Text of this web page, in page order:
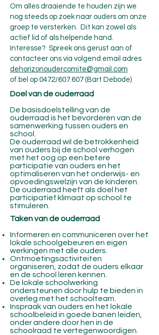
Om alles draaiende te houden zijn we
nog steeds op zoek naar ouders om onze
groep te versterken. Dit kan zowel als
actief lid of als helpende hand.
Interesse? Spreek ons gerust aan of
contacteer ons via volgend email adres
dehorizonoudercomite@gmail.com
of bel op 0472/607.607 (Bart Debode)
Doel van de ouderraad
De basisdoelstelling van de
ouderraad is het bevorderen van de
samenwerking tussen ouders en
school.
De ouderraad wil de betrokkenheid
van ouders bij de school verhogen
met het oog op een betere
participatie van ouders en het
optimaliseren van het onderwijs- en
opvoedingswelzijn van de kinderen.
De ouderraad heeft als doel het
participatief klimaat op school te
stimuleren.
Taken van de ouderraad
Informeren en communiceren over het
lokale schoolgebeuren en eigen
werkingen met alle ouders.
Ontmoetingsactiviteiten
organiseren, zodat de ouders elkaar
en de school leren kennen.
De lokale schoolwerking
ondersteunen door hulp te bieden in
overleg met het schoolteam.
Inspraak van ouders en het lokale
schoolbeleid in goede banen leiden,
onder andere door hen in de
schoolraad te vertegenwoordigen.